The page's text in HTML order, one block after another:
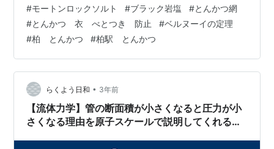
か。おっ、りんごジュースもあるね。これで決まり。先
にりんごジュースが来る。 そして、とんかつが来たの
は…18時30分か…混んでいたというのもあるけど、15分
以上は待ったかな。ようやくご対面だ。 食べてみると…
めっちゃくちゃ、うまーい！繊維感…
#モートンロックソルト #ブラック岩塩 #とんかつ網
#とんかつ 衣 べとつき 防止 #ベルヌーイの定理
#柏 とんかつ #柏駅 とんかつ
らくよう日和 • 3年前
【流体力学】管の断面積が小さくなると圧力が小
さくなる理由を原子スケールで説明してくれる動